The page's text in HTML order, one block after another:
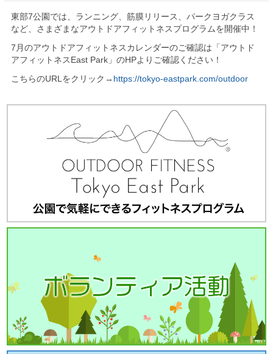
東部7公園では、ランニング、筋膜リリース、パークヨガクラス
など、さまざまなアウトドアフィットネスプログラムを開催中！
7月のアウトドアフィットネスカレンダーのご確認は「アウトド
アフィットネスEast Park」のHPよりご確認ください！
こちらのURLをクリック→ https://tokyo-eastpark.com/outdoor